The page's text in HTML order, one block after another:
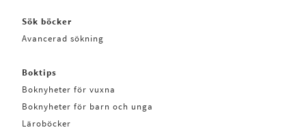
Sök böcker
Avancerad sökning
Boktips
Boknyheter för vuxna
Boknyheter för barn och unga
Läroböcker